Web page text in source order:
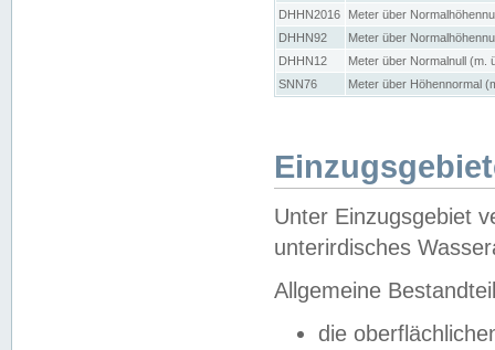
DHHN2016
Meter über
DHHN92
Meter über
DHHN12
Meter über Normalnull (m.
SNN76
Meter über Höhennormal
Unter Einzugsgebiet
unterirdisches
Allgemeine
die